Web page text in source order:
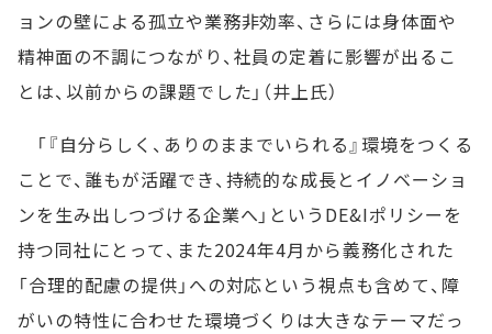
ョンの壁による孤立や業務非効率、さらには身体面や
精神面の不調につながり、社員の定着に影響が出るこ
とは、以前からの課題でした」（井上氏）
「『自分らしく、ありのままでいられる』環境をつくる
ことで、誰もが活躍でき、持続的な成長とイノベーショ
ンを生み出しつづける企業へ」というDE&Iポリシーを
持つ同社にとって、また2024年4月から義務化された
「合理的配慮の提供」への対応という視点も含めて、障
がいの特性に合わせた環境づくりは大きなテーマだっ